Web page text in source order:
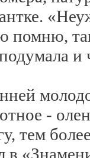
помню,
-
тем
в